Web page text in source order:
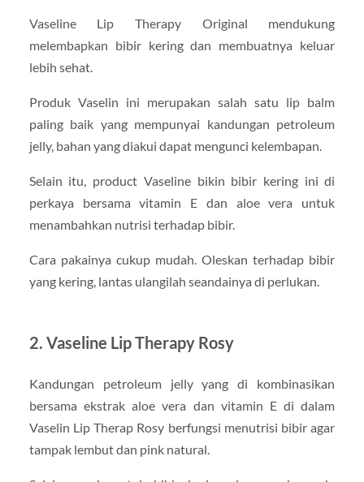
Vaseline Lip Therapy Original mendukung
melembapkan bibir kering dan membuatnya keluar
lebih sehat.
Produk Vaselin ini merupakan salah satu lip balm
paling baik yang mempunyai kandungan petroleum
jelly, bahan yang diakui dapat mengunci kelembapan.
Selain itu, product Vaseline bikin bibir kering ini di
perkaya bersama vitamin E dan aloe vera untuk
menambahkan nutrisi terhadap bibir.
Cara pakainya cukup mudah. Oleskan terhadap bibir
yang kering, lantas ulangilah seandainya di perlukan.
2. Vaseline Lip Therapy Rosy
Kandungan petroleum jelly yang di kombinasikan
bersama ekstrak aloe vera dan vitamin E di dalam
Vaselin Lip Therap Rosy berfungsi menutrisi bibir agar
tampak lembut dan pink natural.